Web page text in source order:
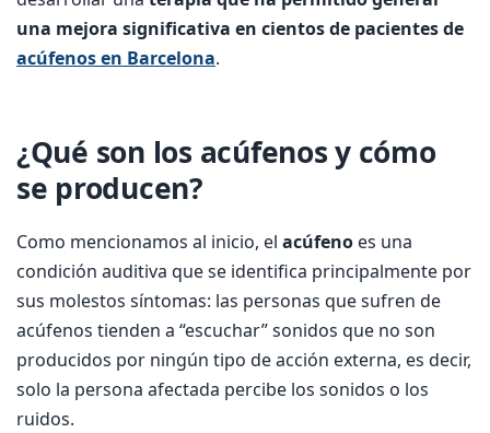
una mejora significativa en cientos de pacientes de
acúfenos en Barcelona.
¿Qué son los acúfenos y cómo
se producen?
Como mencionamos al inicio, el acúfeno es una
condición auditiva que se identifica principalmente por
sus molestos síntomas: las personas que sufren de
acúfenos tienden a “escuchar” sonidos que no son
producidos por ningún tipo de acción externa, es decir,
solo la persona afectada percibe los sonidos o los
ruidos.